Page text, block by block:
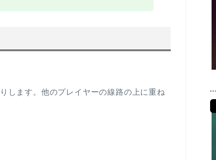
します。他のプレイヤーの線路の上に重ね